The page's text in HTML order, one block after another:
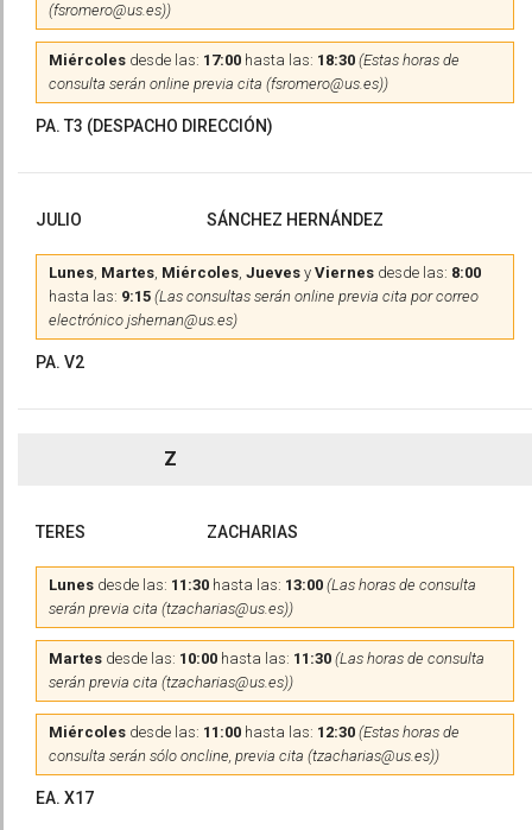
(fsromero@us.es))
Miércoles desde las: 17:00 hasta las: 18:30 (Estas horas de
consulta serán online previa cita (fsromero@us.es))
PA. T3 (DESPACHO DIRECCIÓN)
JULIO SÁNCHEZ HERNÁNDEZ
Lunes, Martes, Miércoles, Jueves y Viernes desde las: 8:00
hasta las: 9:15 (Las consultas serán online previa cita por correo
electrónico jshernan@us.es)
PA. V2
Z
TERES ZACHARIAS
Lunes desde las: 11:30 hasta las: 13:00 (Las horas de consulta
serán previa cita (tzacharias@us.es))
Martes desde las: 10:00 hasta las: 11:30 (Las horas de consulta
serán previa cita (tzacharias@us.es))
Miércoles desde las: 11:00 hasta las: 12:30 (Estas horas de
consulta serán sólo oncline, previa cita (tzacharias@us.es))
EA. X17